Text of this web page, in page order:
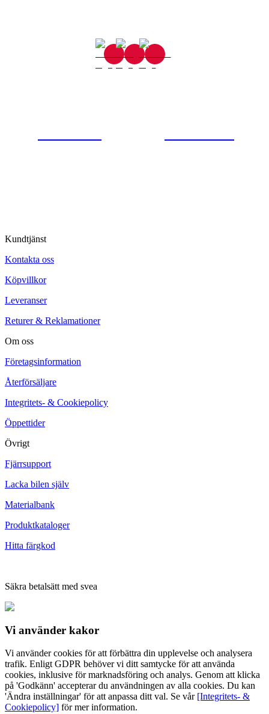
Kundtjänst
Kontakta oss
Köpvillkor
Leveranser
Returer & Reklamationer
Om oss
Företagsinformation
Återförsäljare
Integritets- & Cookiepolicy
Öppettider
Övrigt
Fjärrsupport
Lacka bilen själv
Materialbank
Produktkataloger
Hitta färgkod
Säkra betalsätt med svea
Vi använder kakor
Vi använder cookies för att förbättra din upplevelse och analysera
trafik. Enligt GDPR behöver vi ditt samtycke för att använda
cookies, inklusive för marknadsföring och analys. Genom att klicka
på 'Godkänn' accepterar du användningen av alla cookies. Du kan
'Ändra inställningar' för att anpassa ditt val. Se vår [Integritets- &
Cookiepolicy] för mer information.